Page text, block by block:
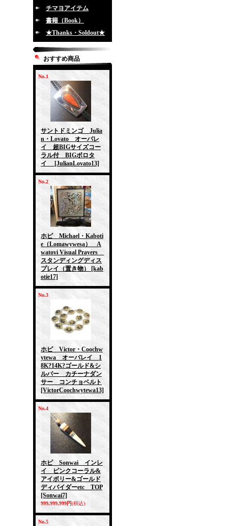
チマヨアイテム
書籍（Book）
★Thanks・Soldout★
おすすめ商品
No.1
サントドミンゴ Julia
n・Lovato オーバレ
イ 超BIGサイズコー
ラル付 BIGボロタ
イ
[JulianLovato13]
No.2
ホピ Michael・Kaboti
e（Lomawywesa） A
watovi Visual Prayers
スタンディングディス
プレイ（置き物）
[kab
otie17]
No.3
ホピ Victor・Coochw
ytewa オーバレイ 1
8K?14K?ゴールド&シ
ルバー カチーナダン
サー コンチョベルト
[VictorCoochwytewa13]
No.4
ホピ Sonwai インレ
イ ピンクコーラル&
アイボリー&ゴールド
ディバイダーetc TOP
[Sonwai7]
999,999,999円(税込)
No.5